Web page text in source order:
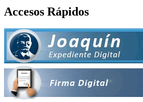
Accesos Rápidos